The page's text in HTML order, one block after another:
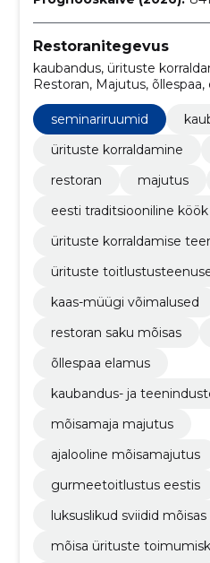
Restoranitegevus
kaubandus, ürituste
Restoran, Majutus,
köök, ürituste korraldamise
toitlustusteenused, kaas-
seminariruumid
ürituste korraldamine
restoran
majutus
eesti traditsiooniline köök
ürituste korraldamise
ürituste
kaas-müügi võimalused
restoran saku mõisas
õllespaa elamus
kaubandus- ja
mõisamaja majutus
ajalooline mõisamajutus
gurmeetoitlustus eestis
luksuslikud sviidid mõisas
mõisa ürituste